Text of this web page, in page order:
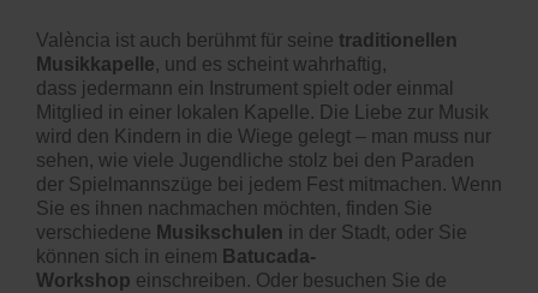
València ist auch berühmt für seine traditionellen
Musikkapelle, und es scheint wahrhaftig,
dass jedermann ein Instrument spielt oder einmal
Mitglied in einer lokalen Kapelle. Die Liebe zur Musik
wird den Kindern in die Wiege gelegt – man muss nur
sehen, wie viele Jugendliche stolz bei den Paraden
der Spielmannszüge bei jedem Fest mitmachen. Wenn
Sie es ihnen nachmachen möchten, finden Sie
verschiedene Musikschulen in der Stadt, oder Sie
können sich in einem Batucada-
Workshop einschreiben. Oder besuchen Sie de